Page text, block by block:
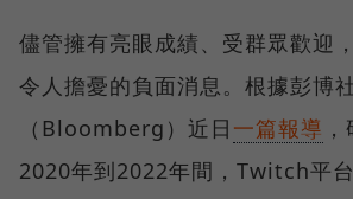
儘管擁有亮眼成績、受群眾歡迎
令人擔憂的負面消息。根據彭博
（Bloomberg）近日 一篇報導
2020年到2022年間，Twitch平